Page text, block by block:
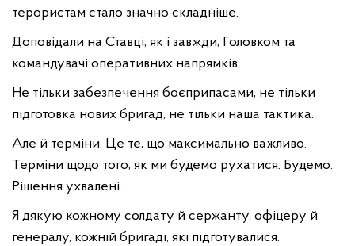
терористам стало значно складніше.
Доповідали на Ставці, як і завжди, Головком та
командувачі оперативних напрямків.
Не тільки забезпечення боєприпасами, не тільки
підготовка нових бригад, не тільки наша тактика.
Але й терміни. Це те, що максимально важливо.
Терміни щодо того, як ми будемо рухатися. Будемо.
Рішення ухвалені.
Я дякую кожному солдату й сержанту, офіцеру й
генералу, кожній бригаді, які підготувалися.